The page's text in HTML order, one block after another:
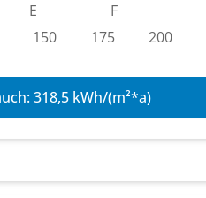
E F
150 175 200
318,5 kWh/(m²*a)